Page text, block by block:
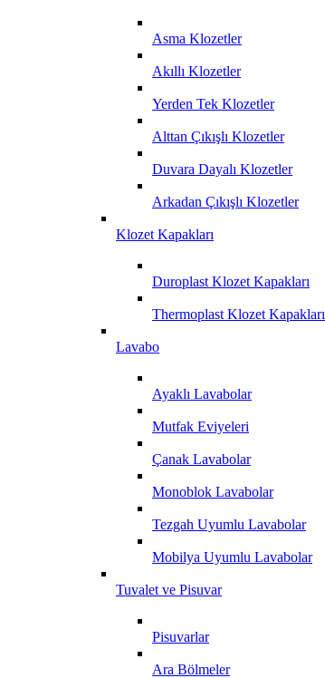
Asma Klozetler
Akıllı Klozetler
Yerden Tek Klozetler
Alttan Çıkışlı Klozetler
Duvara Dayalı Klozetler
Arkadan Çıkışlı Klozetler
Klozet Kapakları
Duroplast Klozet Kapakları
Thermoplast Klozet Kapakları
Lavabo
Ayaklı Lavabolar
Mutfak Eviyeleri
Çanak Lavabolar
Monoblok Lavabolar
Tezgah Uyumlu Lavabolar
Mobilya Uyumlu Lavabolar
Tuvalet ve Pisuvar
Pisuvarlar
Ara Bölmeler